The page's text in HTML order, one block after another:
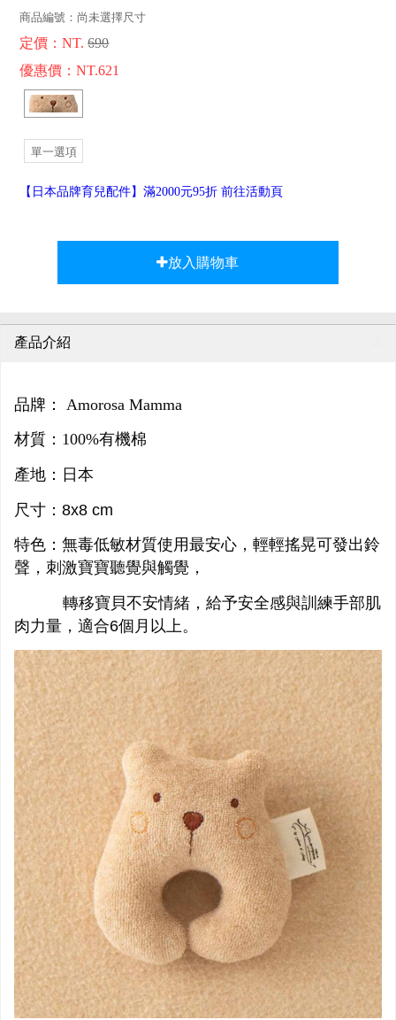
商品編號： 尚未選擇尺寸
定價：NT.690
優惠價：NT.621
單一選項
【日本品牌育兒配件】滿2000元95折 前往活動頁
放入購物車
產品介紹
品牌： Amorosa Mamma
材質：100%有機棉
產地：日本
尺寸：8x8 cm
特色： 無毒低敏材質使用最安心，輕輕搖晃可發出鈴
聲，刺激寶寶聽覺與觸覺，
轉移寶貝不安情緒，給予安全感與訓練手部肌
肉力量，適合6個月以上。